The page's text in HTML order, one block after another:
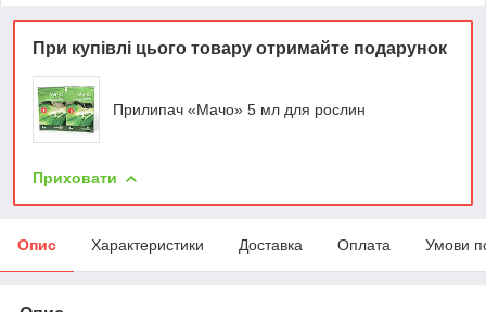
При купівлі цього товару отримайте подарунок
Прилипач «Мачо» 5 мл для рослин
Приховати
Опис Характеристики Доставка Оплата Умови